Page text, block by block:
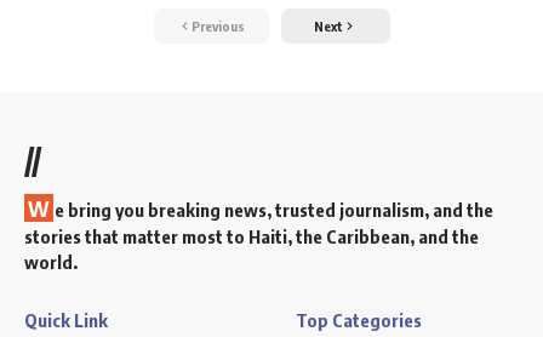
Previous Next
//
W e bring you breaking news, trusted journalism, and the
stories that matter most to Haiti, the Caribbean, and the
world.
Quick Link Top Categories